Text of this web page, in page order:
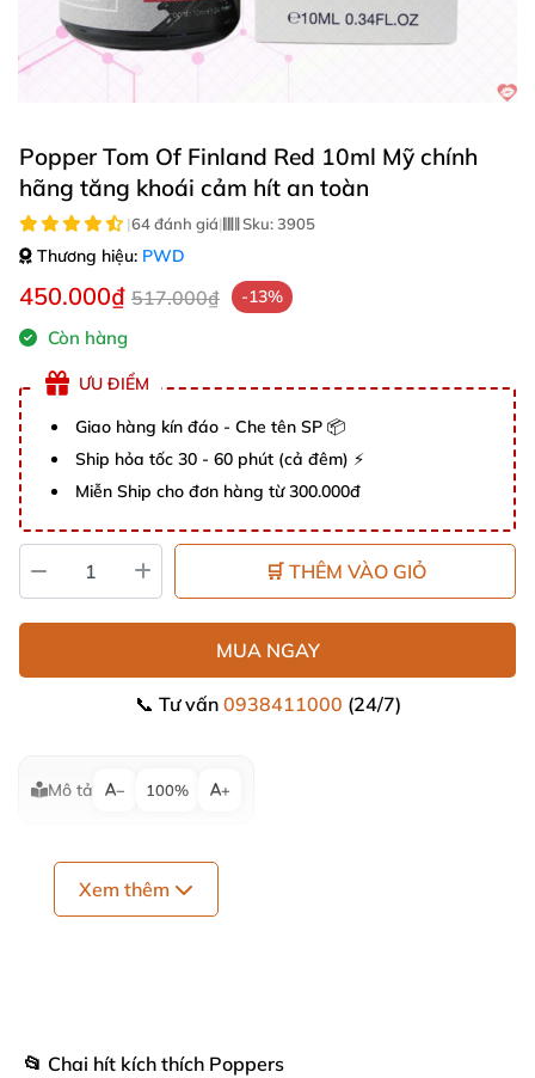
Popper Tom Of Finland Red 10ml Mỹ chính
hãng tăng khoái cảm hít an toàn
|64 đánh giá| Sku:3905
Thương hiệu: PWD
450.000₫ 517.000₫ -13%
Còn hàng
ƯU ĐIỂM
Giao hàng kín đáo - Che tên SP 📦
Ship hỏa tốc 30 - 60 phút (cả đêm) ⚡
Miễn Ship cho đơn hàng từ 300.000đ
🛒 THÊM VÀO GIỎ
MUA NGAY
📞 Tư vấn 0938411000 (24/7)
Mô tả − 100% +
Xem thêm
📂 Chai hít kích thích Poppers